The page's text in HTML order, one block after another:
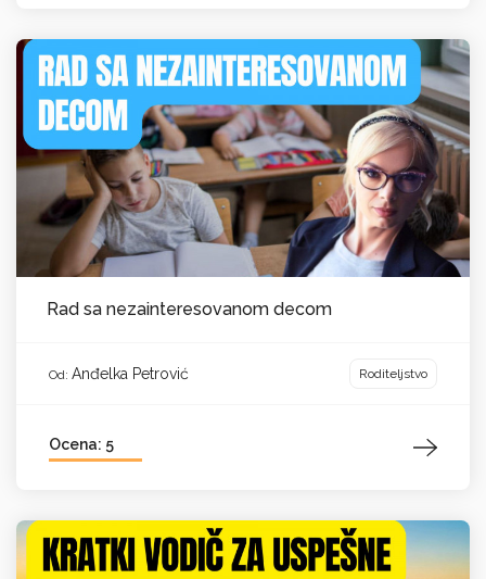
Rad sa nezainteresovanom decom
Od: Anđelka Petrović Roditeljstvo
Ocena: 5